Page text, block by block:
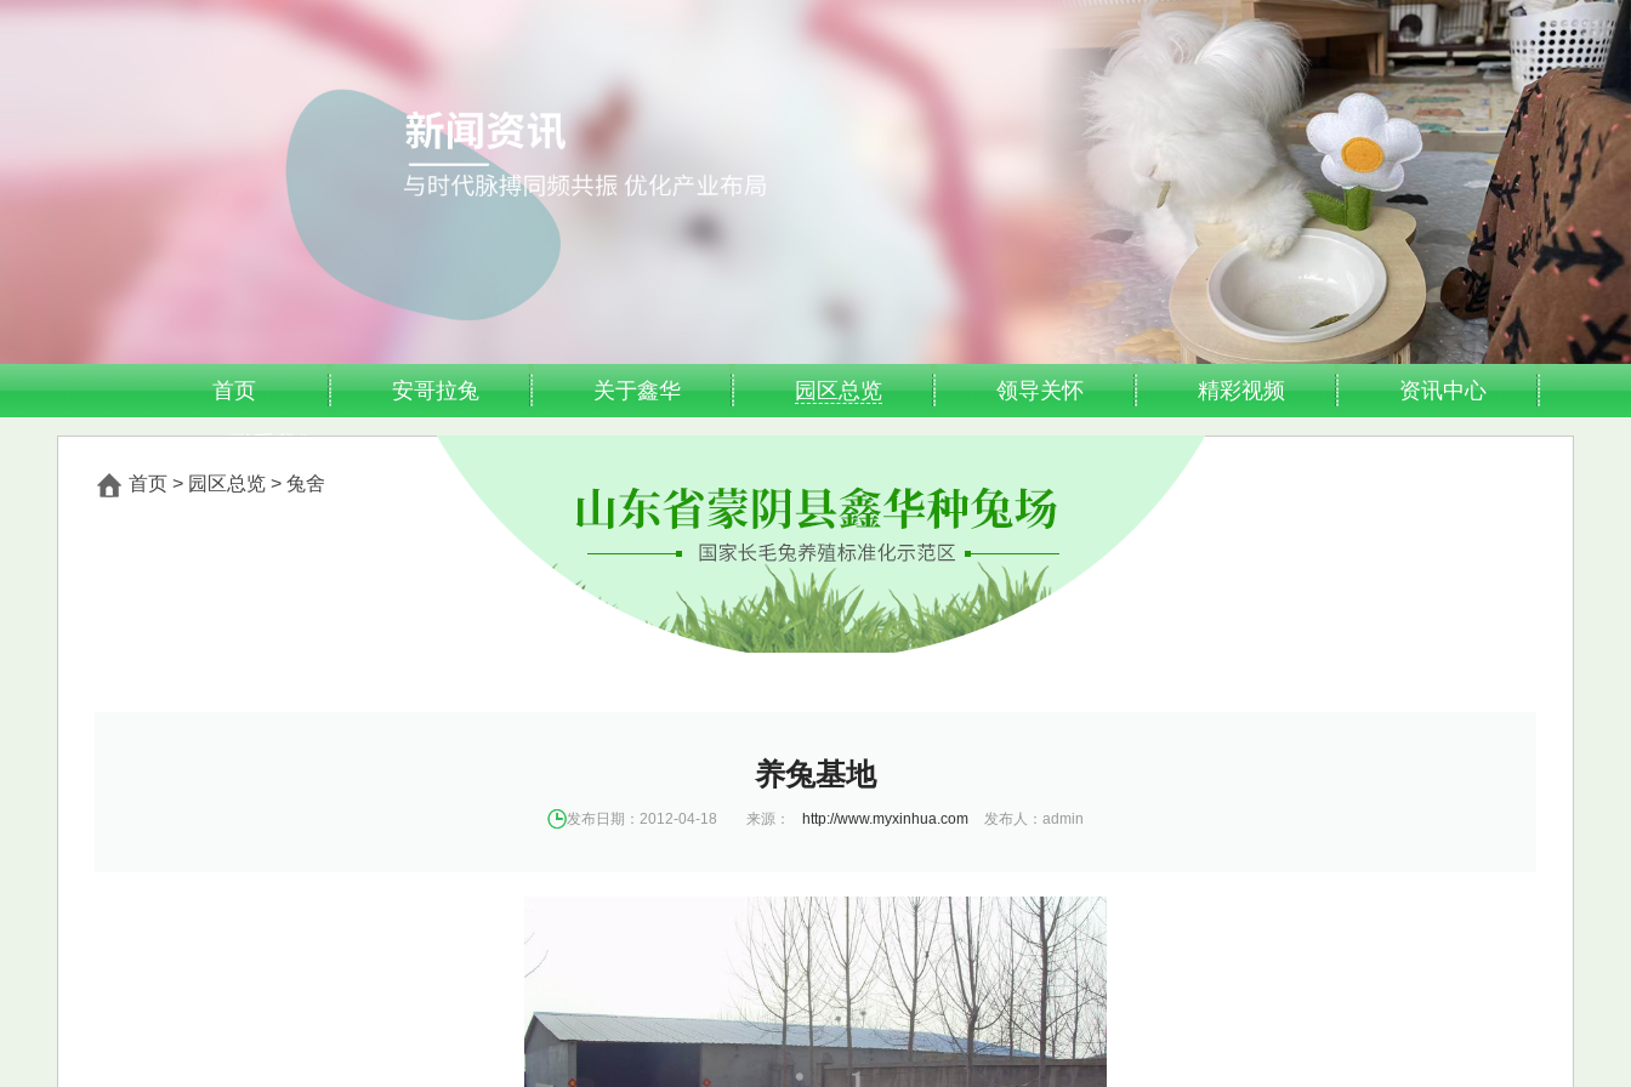
首页 安哥拉兔 关于鑫华 园区总览 领导关怀 精彩视频 资讯中心
联系我们
首页 > 园区总览 > 兔舍
养兔基地
发布日期：2012-04-18 来源： http://www.myxinhua.com 发布人：admin